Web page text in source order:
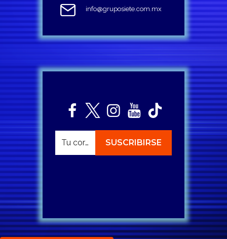
info@gruposiete.com.mx